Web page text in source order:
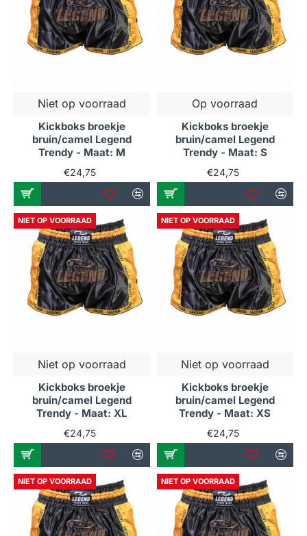
Niet op voorraad
Kickboks broekje
bruin/camel Legend
Trendy - Maat: M
€24,75
Op voorraad
Kickboks broekje
bruin/camel Legend
Trendy - Maat: S
€24,75
NIET OP VOORRAAD
Niet op voorraad
Kickboks broekje
bruin/camel Legend
Trendy - Maat: XL
€24,75
NIET OP VOORRAAD
Niet op voorraad
Kickboks broekje
bruin/camel Legend
Trendy - Maat: XS
€24,75
NIET OP VOORRAAD NIET OP VOORRAAD